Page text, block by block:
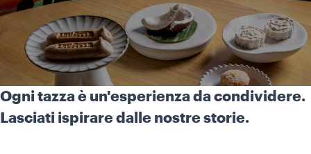
Ogni tazza è un'esperienza da condividere.
Lasciati ispirare dalle nostre storie.